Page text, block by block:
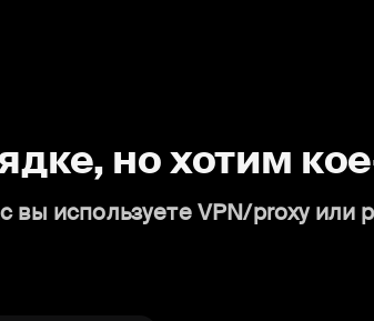
но хотим
вы используете VPN/proxy или